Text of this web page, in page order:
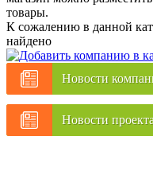
товары.
К сожалению в данной
найдено
Новости
Новости